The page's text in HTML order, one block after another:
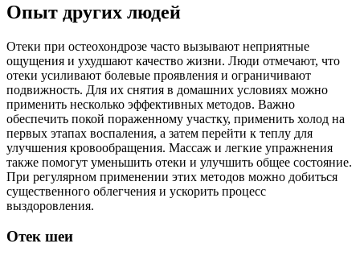
Опыт других людей
Отеки при остеохондрозе часто вызывают неприятные
ощущения и ухудшают качество жизни. Люди отмечают, что
отеки усиливают болевые проявления и ограничивают
подвижность. Для их снятия в домашних условиях можно
применить несколько эффективных методов. Важно
обеспечить покой пораженному участку, применить холод на
первых этапах воспаления, а затем перейти к теплу для
улучшения кровообращения. Массаж и легкие упражнения
также помогут уменьшить отеки и улучшить общее состояние.
При регулярном применении этих методов можно добиться
существенного облегчения и ускорить процесс
выздоровления.
Отек шеи